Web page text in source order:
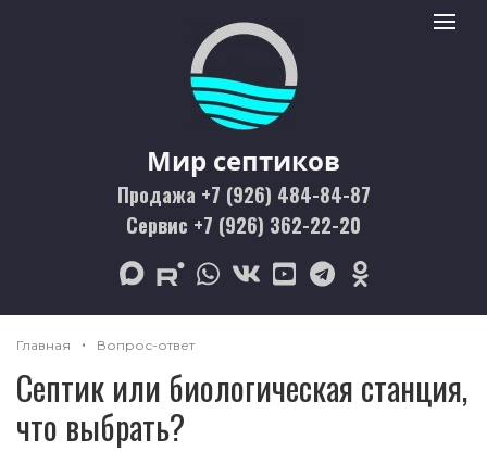
Мир септиков logo
Мир септиков
Продажа +7 (926) 484-84-87
Сервис +7 (926) 362-22-20
max rutubewhatsapp
vk youtubetelegramodnoklassniki
Toggle
Главная Вопрос-ответ
Септик или биологическая станция,
что выбрать?